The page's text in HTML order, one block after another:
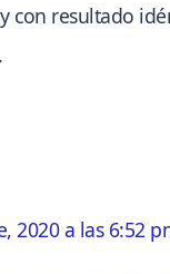
con resultado
2020 a las 6:52